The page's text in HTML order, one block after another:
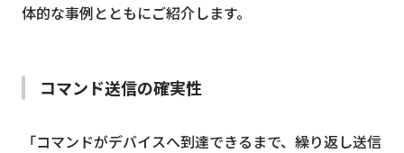
体的な事例とともにご紹介します。
コマンド送信の確実性
「コマンドがデバイスへ到達できるまで、繰り返し送信